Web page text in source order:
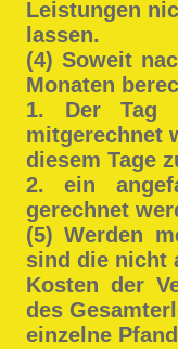
Leistungen
lassen.
(4) Soweit
Monaten
1. Der Tag
mitgerechnet
diesem Tage
2. ein
gerechnet
(5) Werden
sind die nicht
Kosten der
des
einzelne